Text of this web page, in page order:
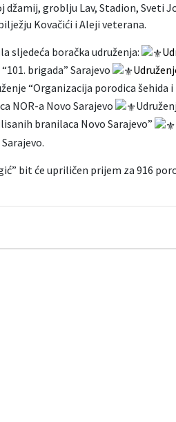
groblju Lav, Stadion, Sveti
Kovačići i Aleji veterana.
sljedeća boračka udruženja:
brigada” Sarajevo
“Organizacija porodica šehida
NOR-a Novo Sarajevo
branilaca Novo Sarajevo”
bit će upriličen prijem za 916